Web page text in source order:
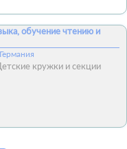
обучение чтению и
кружки и секции